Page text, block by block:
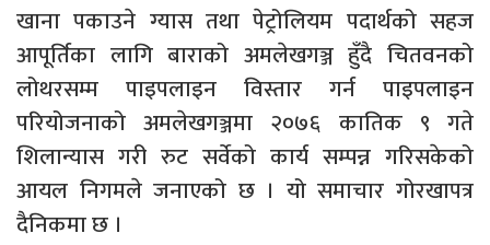
खाना पकाउने ग्यास तथा पेट्रोलियम पदार्थको सहज
आपूर्तिका लागि बाराको अमलेखगञ्ज हुँदै चितवनको
लोथरसम्म पाइपलाइन विस्तार गर्न पाइपलाइन
परियोजनाको अमलेखगञ्जमा २०७६ कातिक ९ गते
शिलान्यास गरी रुट सर्वेको कार्य सम्पन्न गरिसकेको
आयल निगमले जनाएको छ । यो समाचार गोरखापत्र
दैनिकमा छ ।